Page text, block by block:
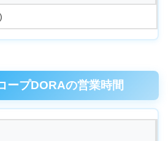
ープDORAの営業時間